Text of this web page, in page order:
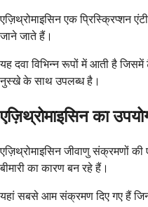
एज़िथ्रोमाइसिन एक प्रिस्क्रिप्शन
जाने जाते हैं।
यह दवा विभिन्न रूपों में आती है
नुस्खे के साथ उपलब्ध है।
एज़िथ्रोमाइसिन का
एज़िथ्रोमाइसिन जीवाणु संक्रमणों
बीमारी का कारण बन रहे हैं।
यहां सबसे आम संक्रमण दिए गए हैं